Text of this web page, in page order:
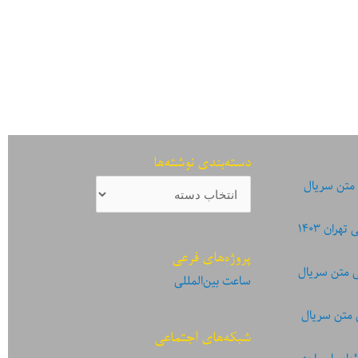
سریال
۱۴۰۳
متن سریال
متن سریال
دسته‌بندی نوشته‌ها
دسته‌بندی
نوشته‌ها
پروژه‌های فرعی
ساعت بین‌المللی
شبکه‌های اجتماعی